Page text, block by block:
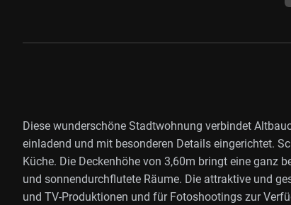
Diese wunderschöne Stadtwohnung verbindet
einladend und mit besonderen Details eingerichtet.
Küche. Die Deckenhöhe von 3,60m bringt eine ganz
und sonnendurchflutete Räume. Die attraktive und
und TV-Produktionen und für Fotoshootings zur